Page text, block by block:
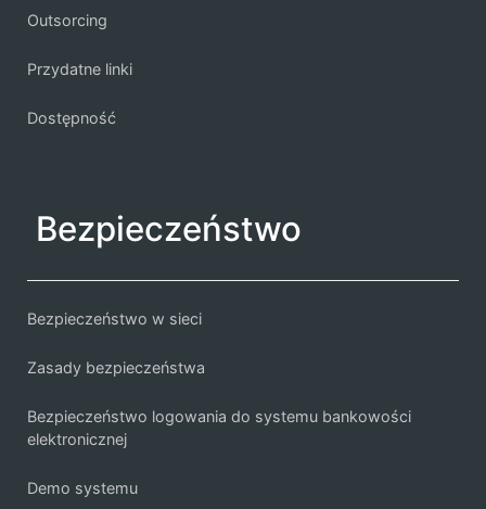
Outsorcing
Przydatne linki
Dostępność
Bezpieczeństwo
Bezpieczeństwo w sieci
Zasady bezpieczeństwa
Bezpieczeństwo logowania do systemu bankowości
elektronicznej
Demo systemu